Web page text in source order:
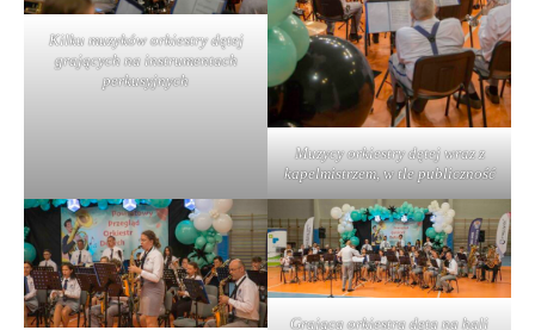
Kilku muzyków orkiestry dętej
grających na instrumentach
perkusyjnych
Muzycy orkiestry dętej wraz z
kapelmistrzem, w tle publiczność
Grająca orkiestra dęta na hali